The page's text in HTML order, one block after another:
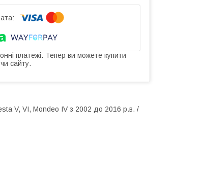
платежі. Тепер ви можете купити
сайту.
V, VI, Mondeo IV з 2002 до 2016 р.в. /